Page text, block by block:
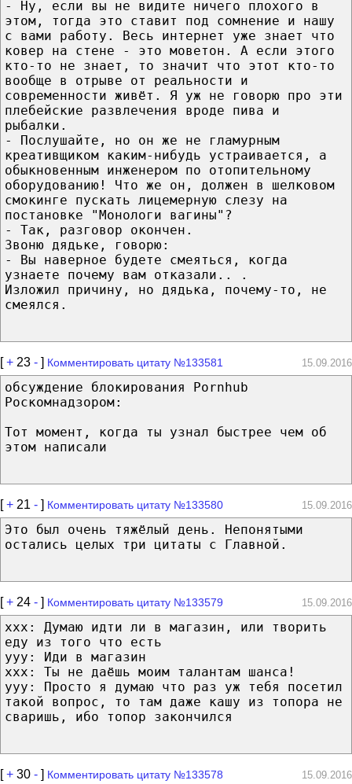
- Ну, если вы не видите ничего плохого в
этом, тогда это ставит под сомнение и нашу
с вами работу. Весь интернет уже знает что
ковер на стене - это моветон. А если этого
кто-то не знает, то значит что этот кто-то
вообще в отрыве от реальности и
современности живёт. Я уж не говорю про эти
плебейские развлечения вроде пива и
рыбалки.
- Послушайте, но он же не гламурным
креативщиком каким-нибудь устраивается, а
обыкновенным инженером по отопительному
оборудованию! Что же он, должен в шелковом
смокинге пускать лицемерную слезу на
постановке "Монологи вагины"?
- Так, разговор окончен.
Звоню дядьке, говорю:
- Вы наверное будете смеяться, когда
узнаете почему вам отказали.. .
Изложил причину, но дядька, почему-то, не
смеялся.
[+ 23 - ] Комментировать цитату №133581 15.09.2016
обсуждение блокирования Pornhub
Роскомнадзором:
Тот момент, когда ты узнал быстрее чем об
этом написали
[+ 21 - ] Комментировать цитату №133580 15.09.2016
Это был очень тяжёлый день. Непонятыми
остались целых три цитаты с Главной.
[+ 24 - ] Комментировать цитату №133579 15.09.2016
xxx: Думаю идти ли в магазин, или творить
еду из того что есть
yyy: Иди в магазин
xxx: Ты не даёшь моим талантам шанса!
yyy: Просто я думаю что раз уж тебя посетил
такой вопрос, то там даже кашу из топора не
сваришь, ибо топор закончился
[+ 30 - ] Комментировать цитату №133578 15.09.2016